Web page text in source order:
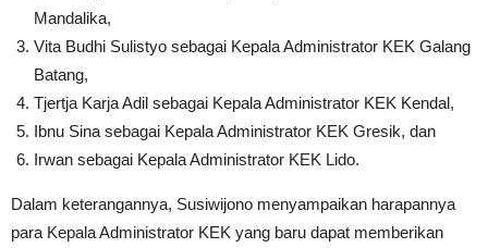
Mandalika,
Vita Budhi Sulistyo sebagai Kepala Administrator KEK Galang
Batang,
Tjertja Karja Adil sebagai Kepala Administrator KEK Kendal,
Ibnu Sina sebagai Kepala Administrator KEK Gresik, dan
Irwan sebagai Kepala Administrator KEK Lido.
Dalam keterangannya, Susiwijono menyampaikan harapannya
para Kepala Administrator KEK yang baru dapat memberikan